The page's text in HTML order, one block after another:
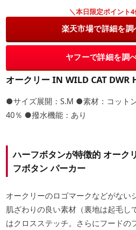
＼本日限定ポイント
楽天市場で詳細を調
ヤフーで詳細を調
オークリー IN WILD CAT DWR
●サイズ展開：S.M ●素材：コット
40％ ●撥水機能：あり
ハーフボタンが特徴的 オーク
フボタン パーカー
オークリーのロゴマークなどがない
肌ざわりの良い素材（裏地は起毛し
はクロスステッチ。さらにフードの